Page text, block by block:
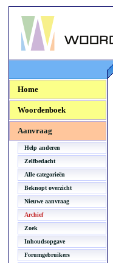
Woordenboek.NU
Home
Woordenboek
Aanvraag
Help anderen
Zelfbedacht
Alle categorieën
Beknopt overzicht
Nieuwe aanvraag
Archief
Zoek
Inhoudsopgave
Forumgebruikers